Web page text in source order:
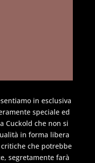
in esclusiva
speciale ed
Cuckold che non si
in forma libera
che potrebbe
segretamente farà